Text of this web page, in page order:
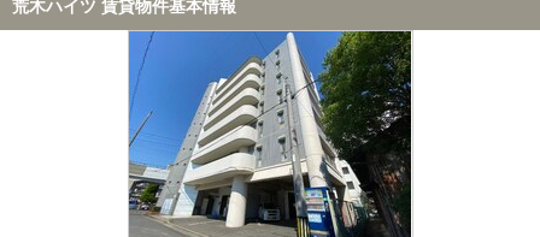
荒木ハイツ 賃貸物件基本情報